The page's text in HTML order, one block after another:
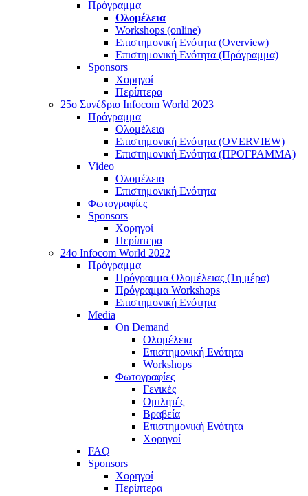
Πρόγραμμα
Ολομέλεια
Workshops (online)
Επιστημονική Ενότητα (Overview)
Επιστημονική Ενότητα (Πρόγραμμα)
Sponsors
Χορηγοί
Περίπτερα
25o Συνέδριο Infocom World 2023
Πρόγραμμα
Ολομέλεια
Επιστημονική Ενότητα (OVERVIEW)
Επιστημονική Ενότητα (ΠΡΟΓΡΑΜΜΑ)
Video
Ολομέλεια
Επιστημονική Ενότητα
Φωτογραφίες
Sponsors
Χορηγοί
Περίπτερα
24o Infocom World 2022
Πρόγραμμα
Πρόγραμμα Ολομέλειας (1η μέρα)
Πρόγραμμα Workshops
Επιστημονική Ενότητα
Media
On Demand
Ολομέλεια
Επιστημονική Ενότητα
Workshops
Φωτογραφίες
Γενικές
Ομιλητές
Βραβεία
Επιστημονική Ενότητα
Χορηγοί
FAQ
Sponsors
Χορηγοί
Περίπτερα